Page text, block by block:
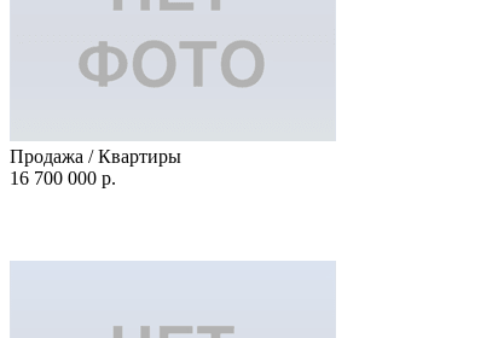
Продажа / Квартиры
16 700 000 р.